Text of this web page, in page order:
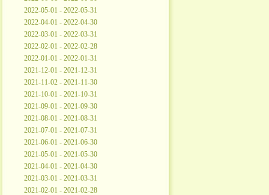
2022-05-01 - 2022-05-31
2022-04-01 - 2022-04-30
2022-03-01 - 2022-03-31
2022-02-01 - 2022-02-28
2022-01-01 - 2022-01-31
2021-12-01 - 2021-12-31
2021-11-02 - 2021-11-30
2021-10-01 - 2021-10-31
2021-09-01 - 2021-09-30
2021-08-01 - 2021-08-31
2021-07-01 - 2021-07-31
2021-06-01 - 2021-06-30
2021-05-01 - 2021-05-30
2021-04-01 - 2021-04-30
2021-03-01 - 2021-03-31
2021-02-01 - 2021-02-28